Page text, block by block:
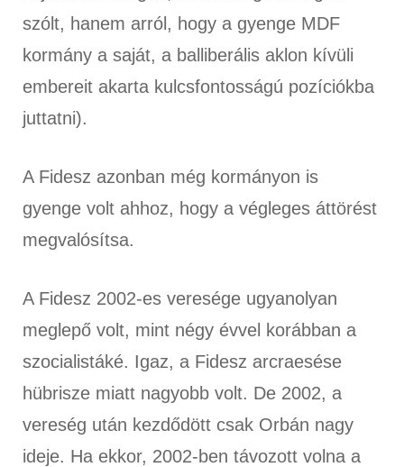
szólt, hanem arról, hogy a gyenge MDF
kormány a saját, a balliberális aklon kívüli
embereit akarta kulcsfontosságú pozíciókba
juttatni).
A Fidesz azonban még kormányon is
gyenge volt ahhoz, hogy a végleges áttörést
megvalósítsa.
A Fidesz 2002-es veresége ugyanolyan
meglepő volt, mint négy évvel korábban a
szocialistáké. Igaz, a Fidesz arcraesése
hübrisze miatt nagyobb volt. De 2002, a
vereség után kezdődött csak Orbán nagy
ideje. Ha ekkor, 2002-ben távozott volna a